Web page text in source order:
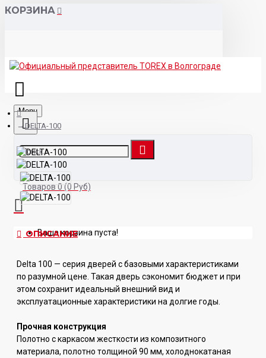
КОРЗИНА
Menu
Товаров 0 (0 Руб)
Ваша корзина пуста!
DELTA-100
ОПИСАНИЕ
Delta 100 — серия дверей с базовыми характеристиками
по разумной цене. Такая дверь сэкономит бюджет и при
этом сохранит идеальный внешний вид и
эксплуатационные характеристики на долгие годы.
Прочная конструкция
Полотно с каркасом жесткости из композитного
материала, полотно толщиной 90 мм, холоднокатаная